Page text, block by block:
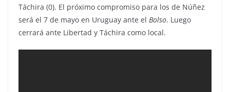
Táchira (0). El próximo compromiso para los de Núñez
será el 7 de mayo en Uruguay ante el Bolso. Luego
cerrará ante Libertad y Táchira como local.